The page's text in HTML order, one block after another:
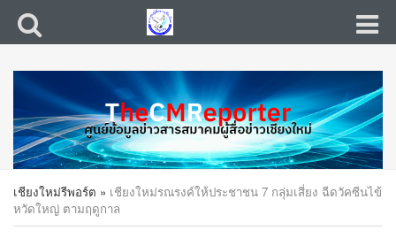
เชียงใหม่รีพอร์ต » เชียงใหม่รณรงค์ให้ประชาชน 7 กลุ่มเสี่ยง ฉีดวัคซีนไข้
หวัดใหญ่ ตามฤดูกาล